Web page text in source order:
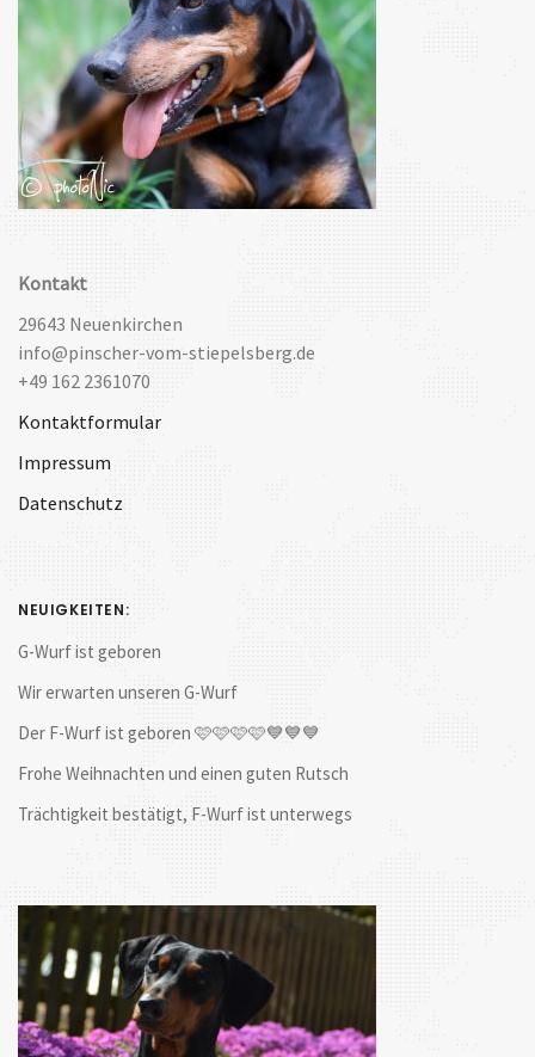
Kontakt
29643 Neuenkirchen
info@pinscher-vom-stiepelsberg.de
+49 162 2361070
Kontaktformular
Impressum
Datenschutz
NEUIGKEITEN:
G-Wurf ist geboren
Wir erwarten unseren G-Wurf
Der F-Wurf ist geboren 🩷🩷🩷🩷💙💙💙
Frohe Weihnachten und einen guten Rutsch
Trächtigkeit bestätigt, F-Wurf ist unterwegs